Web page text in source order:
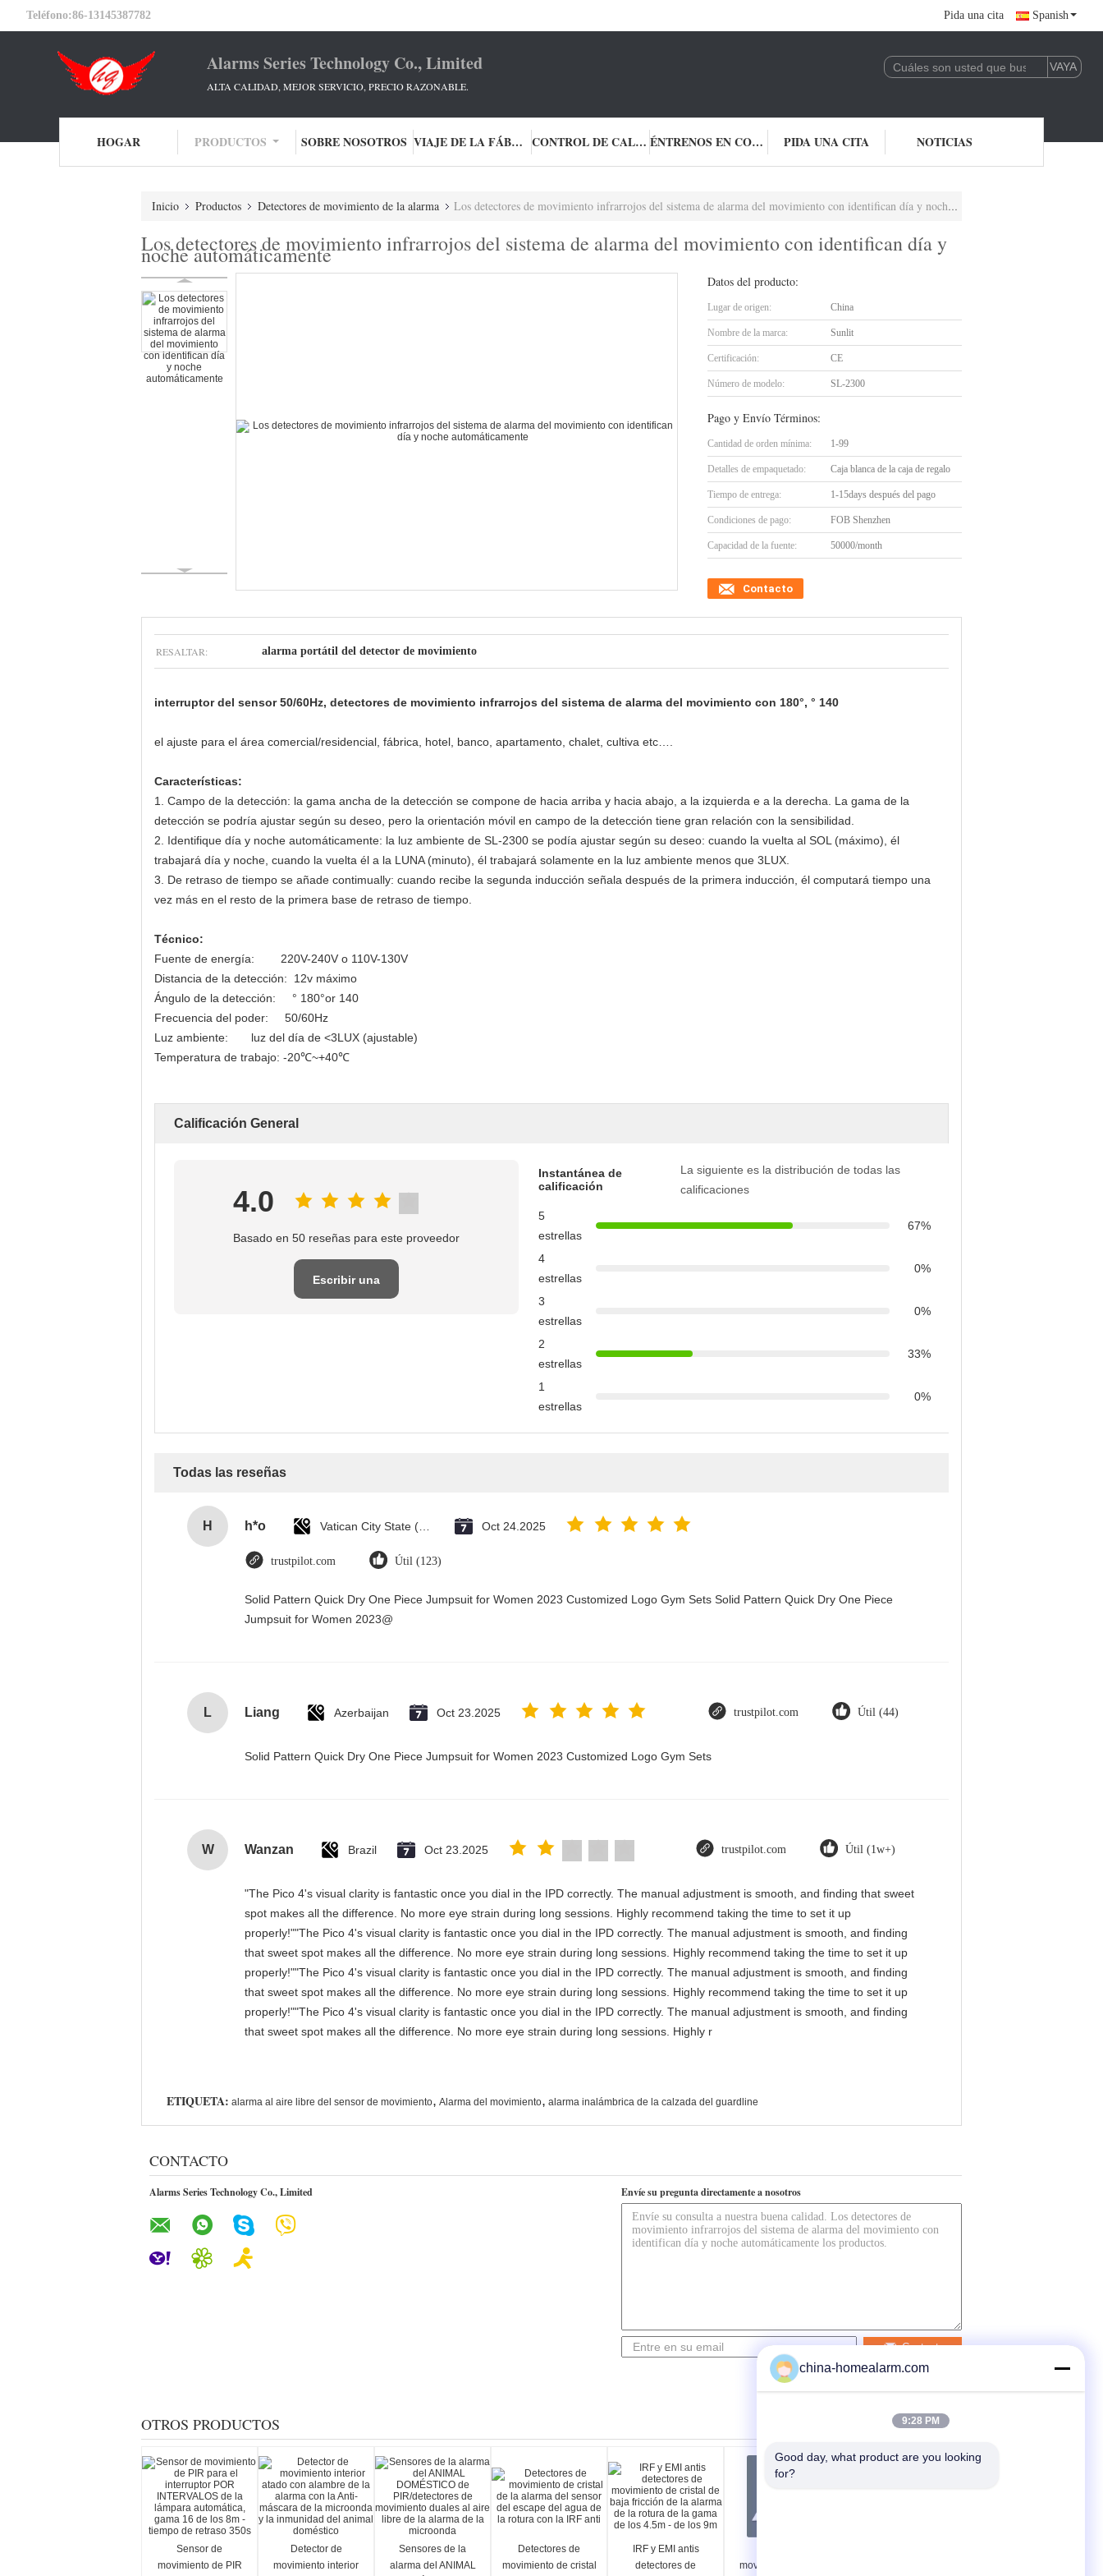
Teléfono:86-13145387782 Pida una cita Spanish
Alarms Series Technology Co., Limited
ALTA CALIDAD, MEJOR SERVICIO, PRECIO RAZONABLE.
HOGAR PRODUCTOS SOBRE NOSOTROS VIAJE DE LA FÁBRICA CONTROL DE CALIDAD ÉNTRENOS EN CONTACTO CON PIDA UNA CITA NOTICIAS
Inicio Productos Detectores de movimiento de la alarma Los detectores de movimiento infrarrojos del sistema de alarma del movimiento con identifican día y noche automáticamente
Los detectores de movimiento infrarrojos del sistema de alarma del movimiento con identifican día y
noche automáticamente
Datos del producto:
Lugar de origen: China
Nombre de la marca: Sunlit
Certificación: CE
Número de modelo: SL-2300
Pago y Envío Términos:
Cantidad de orden mínima: 1-99
Detalles de empaquetado: Caja blanca de la caja de regalo
Tiempo de entrega: 1-15days después del pago
Condiciones de pago: FOB Shenzhen
Capacidad de la fuente: 50000/month
Contacto
RESALTAR: alarma portátil del detector de movimiento
interruptor del sensor 50/60Hz, detectores de movimiento infrarrojos del sistema de alarma del movimiento con 180°, ° 140
el ajuste para el área comercial/residencial, fábrica, hotel, banco, apartamento, chalet, cultiva etc….
Características:
1. Campo de la detección: la gama ancha de la detección se compone de hacia arriba y hacia abajo, a la izquierda e a la derecha. La gama de la
detección se podría ajustar según su deseo, pero la orientación móvil en campo de la detección tiene gran relación con la sensibilidad.
2. Identifique día y noche automáticamente: la luz ambiente de SL-2300 se podía ajustar según su deseo: cuando la vuelta al SOL (máximo), él
trabajará día y noche, cuando la vuelta él a la LUNA (minuto), él trabajará solamente en la luz ambiente menos que 3LUX.
3. De retraso de tiempo se añade contimually: cuando recibe la segunda inducción señala después de la primera inducción, él computará tiempo una
vez más en el resto de la primera base de retraso de tiempo.
Técnico:
Fuente de energía: 220V-240V o 110V-130V
Distancia de la detección: 12v máximo
Ángulo de la detección: ° 180°or 140
Frecuencia del poder: 50/60Hz
Luz ambiente: luz del día de <3LUX (ajustable)
Temperatura de trabajo: -20℃~+40℃
Calificación General
4.0
Basado en 50 reseñas para este proveedor
Escribir una
Instantánea de
calificación
La siguiente es la distribución de todas las
calificaciones
5
estrellas
67%
4
estrellas
0%
3
estrellas
0%
2
estrellas
33%
1
estrellas
0%
Todas las reseñas
H h*o Oct 24.2025
trustpilot.com Útil (123)
Solid Pattern Quick Dry One Piece Jumpsuit for Women 2023 Customized Logo Gym Sets Solid Pattern Quick Dry One Piece
Jumpsuit for Women 2023@
L Liang Azerbaijan Oct 23.2025 trustpilot.com Útil (44)
Solid Pattern Quick Dry One Piece Jumpsuit for Women 2023 Customized Logo Gym Sets
W Wanzan Brazil Oct 23.2025 trustpilot.com Útil (1w+)
"The Pico 4's visual clarity is fantastic once you dial in the IPD correctly. The manual adjustment is smooth, and finding that sweet
spot makes all the difference. No more eye strain during long sessions. Highly recommend taking the time to set it up
properly!""The Pico 4's visual clarity is fantastic once you dial in the IPD correctly. The manual adjustment is smooth, and finding
that sweet spot makes all the difference. No more eye strain during long sessions. Highly recommend taking the time to set it up
properly!""The Pico 4's visual clarity is fantastic once you dial in the IPD correctly. The manual adjustment is smooth, and finding
that sweet spot makes all the difference. No more eye strain during long sessions. Highly recommend taking the time to set it up
properly!""The Pico 4's visual clarity is fantastic once you dial in the IPD correctly. The manual adjustment is smooth, and finding
that sweet spot makes all the difference. No more eye strain during long sessions. Highly r
ETIQUETA: alarma al aire libre del sensor de movimiento, Alarma del movimiento, alarma inalámbrica de la calzada del guardline
CONTACTO
Alarms Series Technology Co., Limited Envíe su pregunta directamente a nosotros
Contacto
OTROS PRODUCTOS
Sensor de
movimiento de PIR
Detector de
movimiento interior
Sensores de la
alarma del ANIMAL
Detectores de
movimiento de cristal
IRF y EMI antis
detectores de
movimiento vertical
china-homealarm.com
9:28 PM
Good day, what product are you looking
for?